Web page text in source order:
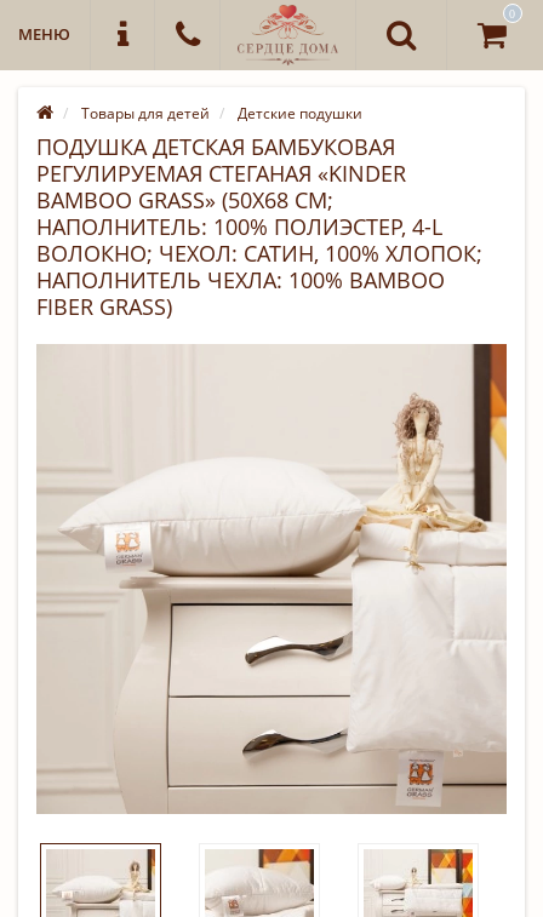
МЕНЮ
0
Товары для детей Детские подушки
ПОДУШКА ДЕТСКАЯ БАМБУКОВАЯ
РЕГУЛИРУЕМАЯ СТЕГАНАЯ «KINDER
BAMBOO GRASS» (50Х68 СМ;
НАПОЛНИТЕЛЬ: 100% ПОЛИЭСТЕР, 4-L
ВОЛОКНО; ЧЕХОЛ: САТИН, 100% ХЛОПОК;
НАПОЛНИТЕЛЬ ЧЕХЛА: 100% BAMBOO
FIBER GRASS)